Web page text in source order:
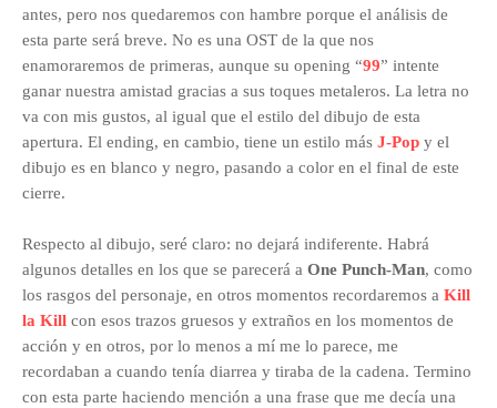
antes, pero nos quedaremos con hambre porque el análisis de
esta parte será breve. No es una OST de la que nos
enamoraremos de primeras, aunque su opening “99” intente
ganar nuestra amistad gracias a sus toques metaleros. La letra no
va con mis gustos, al igual que el estilo del dibujo de esta
apertura. El ending, en cambio, tiene un estilo más J-Pop y el
dibujo es en blanco y negro, pasando a color en el final de este
cierre.
Respecto al dibujo, seré claro: no dejará indiferente. Habrá
algunos detalles en los que se parecerá a One Punch-Man, como
los rasgos del personaje, en otros momentos recordaremos a Kill
la Kill con esos trazos gruesos y extraños en los momentos de
acción y en otros, por lo menos a mí me lo parece, me
recordaban a cuando tenía diarrea y tiraba de la cadena. Termino
con esta parte haciendo mención a una frase que me decía una